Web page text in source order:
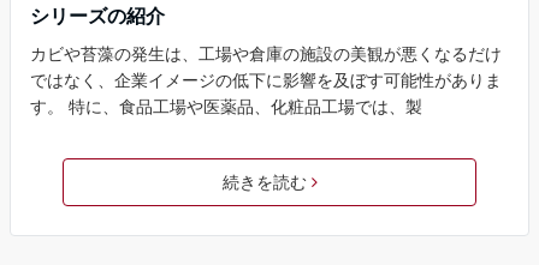
シリーズの紹介
カビや苔藻の発生は、工場や倉庫の施設の美観が悪くなるだけ
ではなく、企業イメージの低下に影響を及ぼす可能性がありま
す。 特に、食品工場や医薬品、化粧品工場では、製
続きを読む